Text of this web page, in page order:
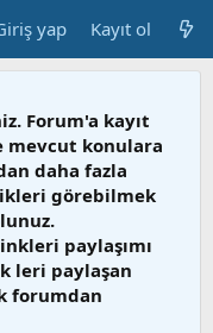
yap Kayıt ol
Forum'a kayıt
mevcut konulara
daha fazla
görebilmek
paylaşımı
leri paylaşan
forumdan